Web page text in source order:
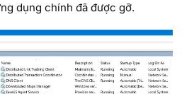
dụng chính đã được gỡ.